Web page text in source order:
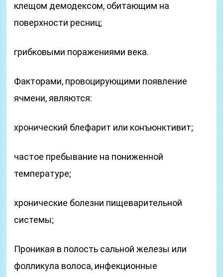
клещом демодексом, обитающим на
поверхности ресниц;
грибковыми поражениями века.
Факторами, провоцирующими появление
ячмени, являются:
хронический блефарит или конъюнктивит;
частое пребывание на пониженной
температуре;
хронические болезни пищеварительной
системы;
Проникая в полость сальной железы или
фолликула волоса, инфекционные